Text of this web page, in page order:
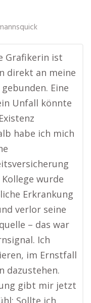
Grafikerin ist
direkt an meine
Eine
Unfall könnte
habe ich mich
wurde
Erkrankung
verlor seine
– das war
Ich
im Ernstfall
dazustehen.
gibt mir jetzt
Sollte ich